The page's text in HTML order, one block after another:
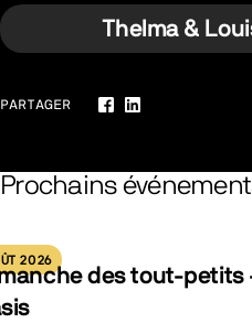
Thelma &
PARTAGER
Facebook
LinkedIn
Prochains
2026
des tout-petits